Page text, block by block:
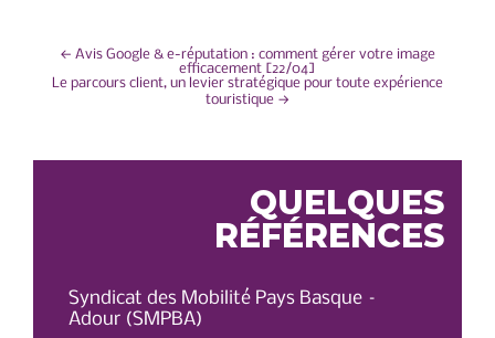
NAVIGATION
← Avis Google & e-réputation : comment gérer votre image
efficacement [22/04]
Le parcours client, un levier stratégique pour toute expérience
touristique →
QUELQUES
RÉFÉRENCES
Syndicat des Mobilité Pays Basque –
Adour (SMPBA)